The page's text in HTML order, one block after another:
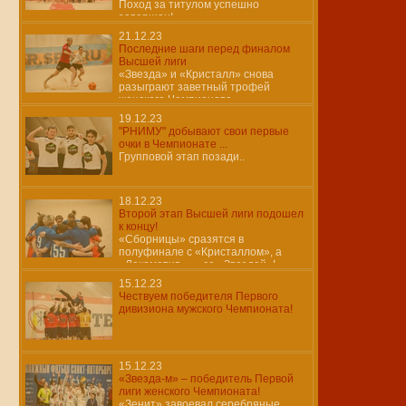
Поход за титулом успешно
завершен!
21.12.23
Последние шаги перед финалом
Высшей лиги
«Звезда» и «Кристалл» снова
разыграют заветный трофей
женского Чемпионата
19.12.23
"РНИМУ" добывают свои первые
очки в Чемпионате ...
Групповой этап позади..
18.12.23
Второй этап Высшей лиги подошел
к концу!
«Сборницы» сразятся в
полуфинале с «Кристаллом», а
«Локомотив» — со «Звездой»!
15.12.23
Чествуем победителя Первого
дивизиона мужского Чемпионата!
15.12.23
«Звезда-м» – победитель Первой
лиги женского Чемпионата!